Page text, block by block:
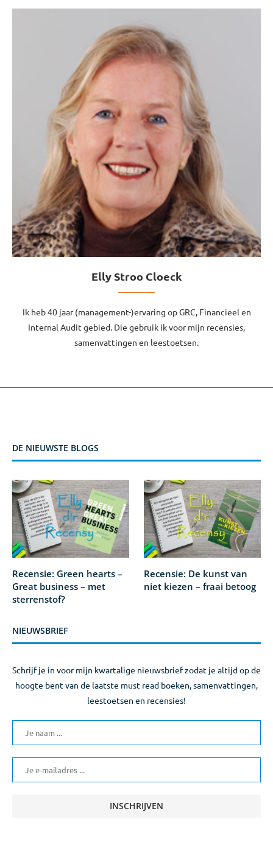
Elly Stroo Cloeck
Ik heb 40 jaar (management-)ervaring op GRC, Financieel en
Internal Audit gebied. Die gebruik ik voor mijn recensies,
samenvattingen en leestoetsen.
DE NIEUWSTE BLOGS
Recensie: Green hearts –
Great business – met
sterrenstof?
Recensie: De kunst van
niet kiezen – fraai betoog
NIEUWSBRIEF
Schrijf je in voor mijn kwartalige nieuwsbrief zodat je altijd op de
hoogte bent van de laatste must read boeken, samenvattingen,
leestoetsen en recensies!